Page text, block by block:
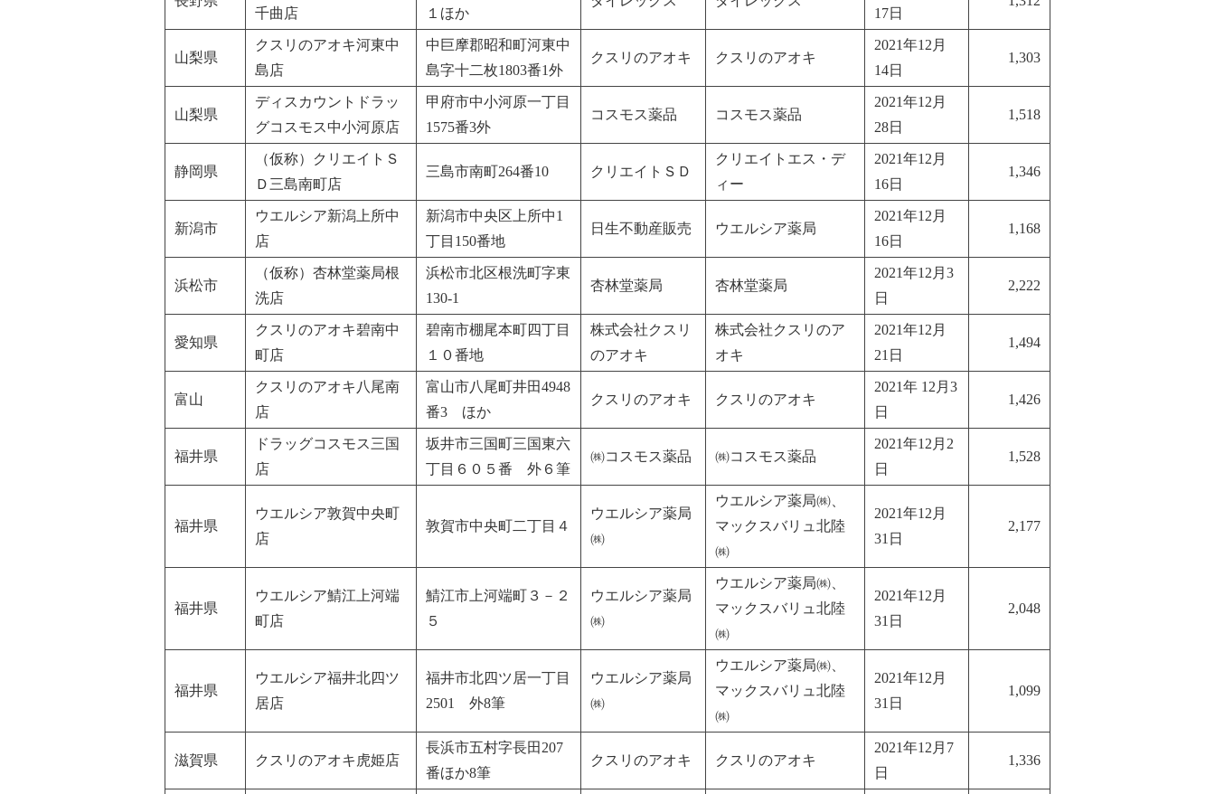
千曲店
１ほか
17日
山梨県
クスリのアオキ河東中
島店
中巨摩郡昭和町河東中
島字十二枚1803番1外
クスリのアオキ クスリのアオキ
2021年12月
14日
1,303
山梨県
ディスカウントドラッ
グコスモス中小河原店
甲府市中小河原一丁目
1575番3外
コスモス薬品 コスモス薬品
2021年12月
28日
1,518
静岡県
（仮称）クリエイトＳ
Ｄ三島南町店
三島市南町264番10 クリエイトＳＤ
クリエイトエス・デ
ィー
2021年12月
16日
1,346
新潟市
ウエルシア新潟上所中
店
新潟市中央区上所中1
丁目150番地
日生不動産販売 ウエルシア薬局
2021年12月
16日
1,168
浜松市
（仮称）杏林堂薬局根
洗店
浜松市北区根洗町字東
130-1
杏林堂薬局 杏林堂薬局
2021年12月3
日
2,222
愛知県
クスリのアオキ碧南中
町店
碧南市棚尾本町四丁目
１０番地
株式会社クスリ
のアオキ
株式会社クスリのア
オキ
2021年12月
21日
1,494
富山
クスリのアオキ八尾南
店
富山市八尾町井田4948
番3 ほか
クスリのアオキ クスリのアオキ
2021年 12月3
日
1,426
福井県
ドラッグコスモス三国
店
坂井市三国町三国東六
丁目６０５番 外６筆
㈱コスモス薬品 ㈱コスモス薬品
2021年12月2
日
1,528
福井県
ウエルシア敦賀中央町
店
敦賀市中央町二丁目４
ウエルシア薬局
㈱
ウエルシア薬局㈱、
マックスバリュ北陸
㈱
2021年12月
31日
2,177
福井県
ウエルシア鯖江上河端
町店
鯖江市上河端町３－２
５
ウエルシア薬局
㈱
ウエルシア薬局㈱、
マックスバリュ北陸
㈱
2021年12月
31日
2,048
福井県
ウエルシア福井北四ツ
居店
福井市北四ツ居一丁目
2501 外8筆
ウエルシア薬局
㈱
ウエルシア薬局㈱、
マックスバリュ北陸
㈱
2021年12月
31日
1,099
滋賀県 クスリのアオキ虎姫店
長浜市五村字長田207
番ほか8筆
クスリのアオキ クスリのアオキ
2021年12月7
日
1,336